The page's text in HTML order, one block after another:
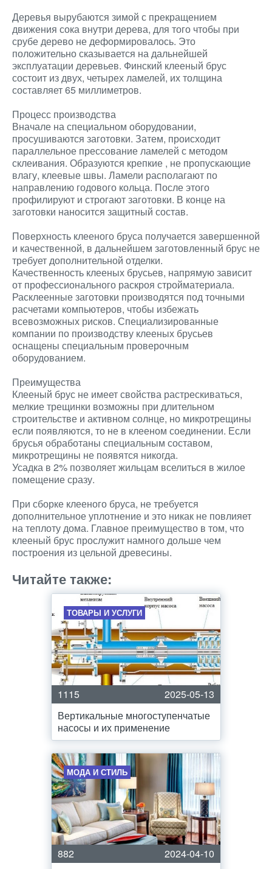
Деревья вырубаются зимой с прекращением
движения сока внутри дерева, для того чтобы при
срубе дерево не деформировалось. Это
положительно сказывается на дальнейшей
эксплуатации деревьев. Финский клееный брус
состоит из двух, четырех ламелей, их толщина
составляет 65 миллиметров.
Процесс производства
Вначале на специальном оборудовании,
просушиваются заготовки. Затем, происходит
параллельное прессование ламелей с методом
склеивания. Образуются крепкие , не пропускающие
влагу, клеевые швы. Ламели располагают по
направлению годового кольца. После этого
профилируют и строгают заготовки. В конце на
заготовки наносится защитный состав.
Поверхность клееного бруса получается завершенной
и качественной, в дальнейшем заготовленный брус не
требует дополнительной отделки.
Качественность клееных брусьев, напрямую зависит
от профессионального раскроя стройматериала.
Расклеенные заготовки производятся под точными
расчетами компьютеров, чтобы избежать
всевозможных рисков. Специализированные
компании по производству клееных брусьев
оснащены специальным проверочным
оборудованием.
Преимущества
Клееный брус не имеет свойства растрескиваться,
мелкие трещинки возможны при длительном
строительстве и активном солнце, но микротрещины
если появляются, то не в клееном соединении. Если
брусья обработаны специальным составом,
микротрещины не появятся никогда.
Усадка в 2% позволяет жильцам вселиться в жилое
помещение сразу.
При сборке клееного бруса, не требуется
дополнительное уплотнение и это никак не повлияет
на теплоту дома. Главное преимущество в том, что
клееный брус прослужит намного дольше чем
построения из цельной древесины.
Читайте также:
ТОВАРЫ И УСЛУГИ
1115
2025-05-13
Вертикальные многоступенчатые
насосы и их применение
МОДА И СТИЛЬ
882
2024-04-10